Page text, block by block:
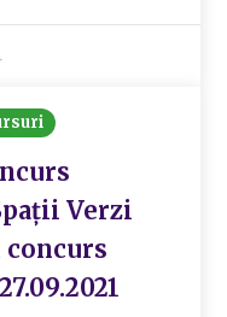
Verzi
concurs